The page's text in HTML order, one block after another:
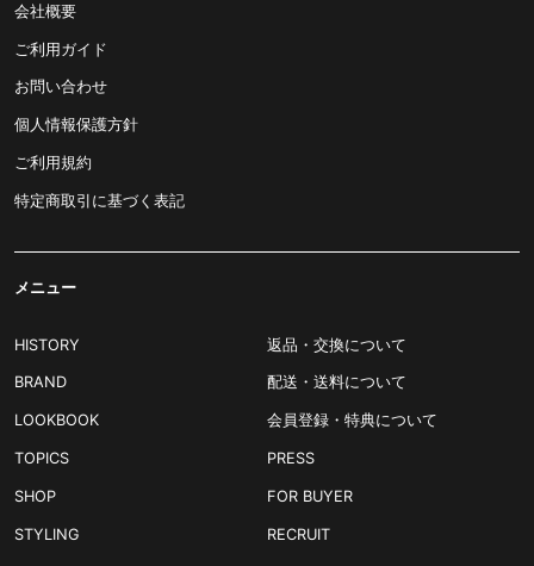
会社概要
ご利用ガイド
お問い合わせ
個人情報保護方針
ご利用規約
特定商取引に基づく表記
メニュー
HISTORY
BRAND
LOOKBOOK
TOPICS
SHOP
STYLING
返品・交換について
配送・送料について
会員登録・特典について
PRESS
FOR BUYER
RECRUIT